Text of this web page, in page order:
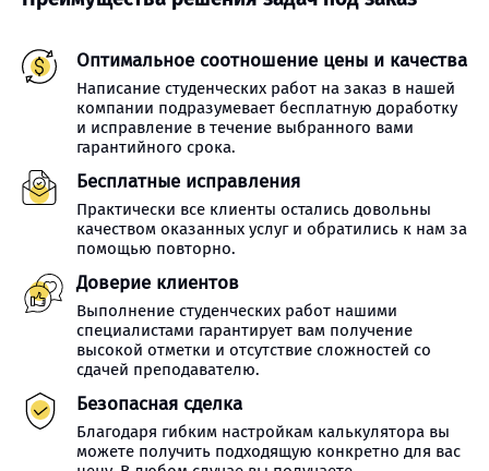
Оптимальное соотношение цены и качества
Написание студенческих работ на заказ в нашей
компании подразумевает бесплатную доработку
и исправление в течение выбранного вами
гарантийного срока.
Бесплатные исправления
Практически все клиенты остались довольны
качеством оказанных услуг и обратились к нам за
помощью повторно.
Доверие клиентов
Выполнение студенческих работ нашими
специалистами гарантирует вам получение
высокой отметки и отсутствие сложностей со
сдачей преподавателю.
Безопасная сделка
Благодаря гибким настройкам калькулятора вы
можете получить подходящую конкретно для вас